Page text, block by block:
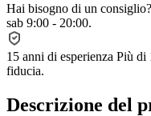
Hai bisogno di un consiglio?
sab 9:00 - 20:00.
15 anni di esperienza Più di
fiducia.
Descrizione del